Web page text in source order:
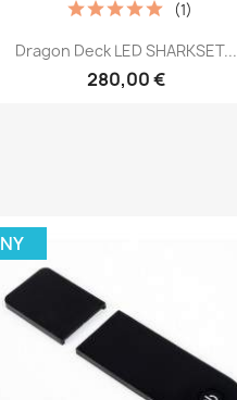
Snabbvy
Dragon Deck LED SHARKSET...
280,00 €
(1)
NY